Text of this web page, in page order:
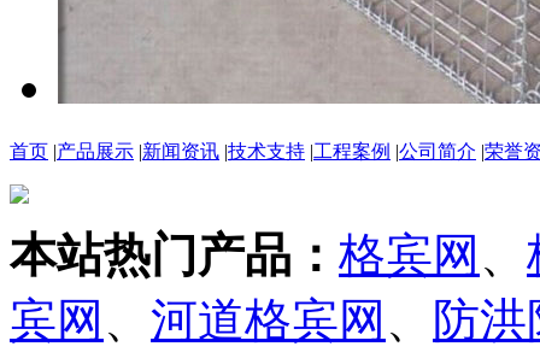
首页 |产品展示 |新闻资讯 |技术支持 |工程案例 |公司简介 |荣誉
本站热门产品： 格宾网 、
宾网 、 河道格宾网 、
防